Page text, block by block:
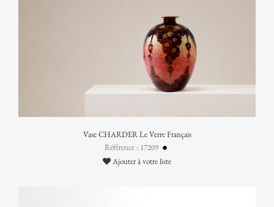
Vase CHARDER Le Verre Français
Référence : 17209
Ajouter à votre liste